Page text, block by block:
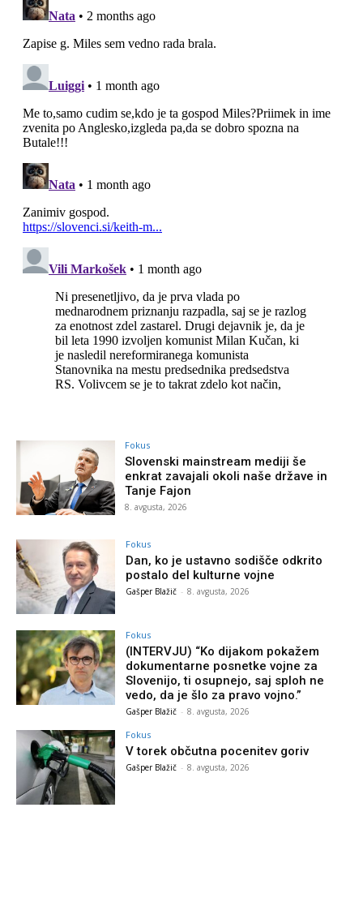
Fokus
Slovenski mainstream mediji še
enkrat zavajali okoli naše države in
Tanje Fajon
8. avgusta, 2026
Fokus
Dan, ko je ustavno sodišče odkrito
postalo del kulturne vojne
Gašper Blažič - 8. avgusta, 2026
Fokus
(INTERVJU) “Ko dijakom pokažem
dokumentarne posnetke vojne za
Slovenijo, ti osupnejo, saj sploh ne
vedo, da je šlo za pravo vojno.”
Gašper Blažič - 8. avgusta, 2026
Fokus
V torek občutna pocenitev goriv
Gašper Blažič - 8. avgusta, 2026